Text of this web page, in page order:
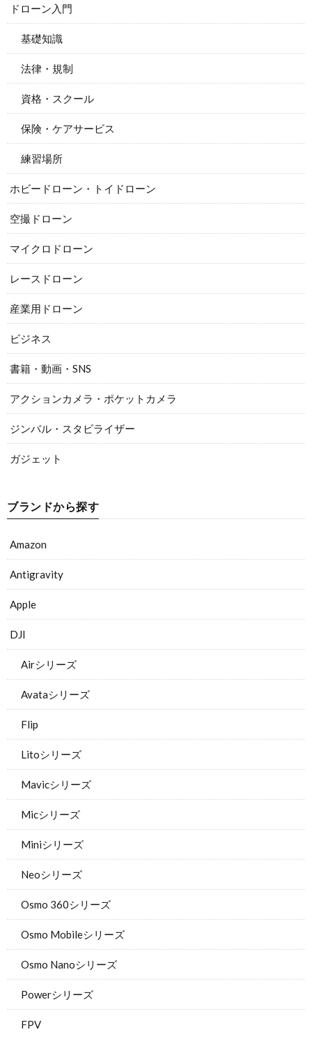
ドローン入門
基礎知識
法律・規制
資格・スクール
保険・ケアサービス
練習場所
ホビードローン・トイドローン
空撮ドローン
マイクロドローン
レースドローン
産業用ドローン
ビジネス
書籍・動画・SNS
アクションカメラ・ポケットカメラ
ジンバル・スタビライザー
ガジェット
ブランドから探す
Amazon
Antigravity
Apple
DJI
Airシリーズ
Avataシリーズ
Flip
Litoシリーズ
Mavicシリーズ
Micシリーズ
Miniシリーズ
Neoシリーズ
Osmo 360シリーズ
Osmo Mobileシリーズ
Osmo Nanoシリーズ
Powerシリーズ
FPV